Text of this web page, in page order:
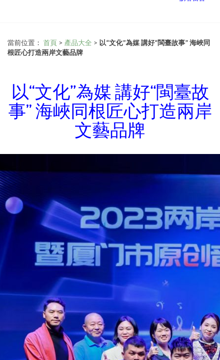
當前位置： 首頁 > 產品大全 > 以“文化”為媒 講好“閩臺故事” 海峽同
根匠心打造兩岸文藝品牌
以“文化”為媒 講好“閩臺故
事” 海峽同根匠心打造兩岸
文藝品牌